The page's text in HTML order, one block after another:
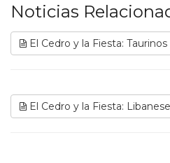
Noticias
El Cedro y la Fiesta:
El Cedro y la Fiesta: